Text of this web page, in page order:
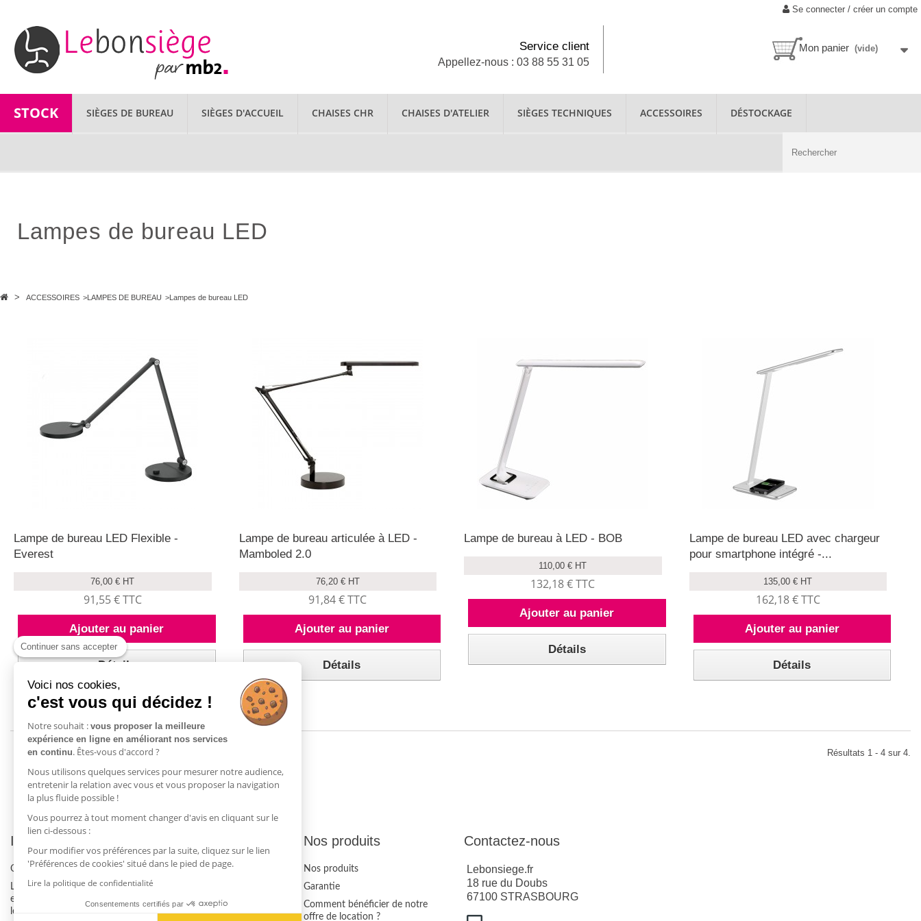
Se connecter / créer un compte
Service client
Appellez-nous : 03 88 55 31 05
Mon panier (vide)
STOCK SIÈGES DE BUREAU SIÈGES D'ACCUEIL CHAISES CHR CHAISES D'ATELIER SIÈGES TECHNIQUES ACCESSOIRES DÉSTOCKAGE
Lampes de bureau LED
> ACCESSOIRES >LAMPES DE BUREAU >Lampes de bureau LED
Lampe de bureau LED Flexible -
Everest
76,00 € HT
91,55 € TTC
Ajouter au panier
Détails
Lampe de bureau articulée à LED -
Mamboled 2.0
76,20 € HT
91,84 € TTC
Ajouter au panier
Détails
Lampe de bureau à LED - BOB
110,00 € HT
132,18 € TTC
Ajouter au panier
Détails
Lampe de bureau LED avec chargeur
pour smartphone intégré -...
135,00 € HT
162,18 € TTC
Ajouter au panier
Détails
Résultats 1 - 4 sur 4.
Informations
Qui sommes-nous ?
Location de fauteuil
ergonomique disponible chez
lebonsiege.fr
Se connecter à mon compte
Paiement sécurisé
Nos produits
Nos produits
Garantie
Comment bénéficier de notre
offre de location ?
Contactez-nous
Lebonsiege.fr
18 rue du Doubs
67100 STRASBOURG
Continuer sans accepter
Voici nos cookies,
c'est vous qui décidez !
Notre souhait : vous proposer la meilleure
expérience en ligne en améliorant nos services
en continu. Êtes-vous d'accord ?
Nous utilisons quelques services pour mesurer notre audience,
entretenir la relation avec vous et vous proposer la navigation
la plus fluide possible !
Vous pourrez à tout moment changer d'avis en cliquant sur le
lien ci-dessous :
Pour modifier vos préférences par la suite, cliquez sur le lien
'Préférences de cookies' situé dans le pied de page.
Lire la politique de confidentialité
Consentements certifiés par